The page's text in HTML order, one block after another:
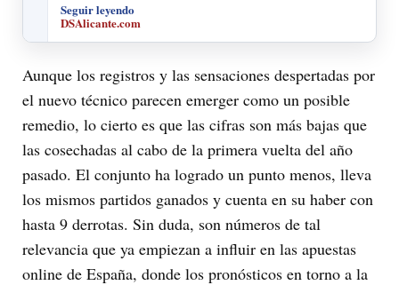
Seguir leyendo
DSAlicante.com
Aunque los registros y las sensaciones despertadas por
el nuevo técnico parecen emerger como un posible
remedio, lo cierto es que las cifras son más bajas que
las cosechadas al cabo de la primera vuelta del año
pasado. El conjunto ha logrado un punto menos, lleva
los mismos partidos ganados y cuenta en su haber con
hasta 9 derrotas. Sin duda, son números de tal
relevancia que ya empiezan a influir en las apuestas
online de España, donde los pronósticos en torno a la